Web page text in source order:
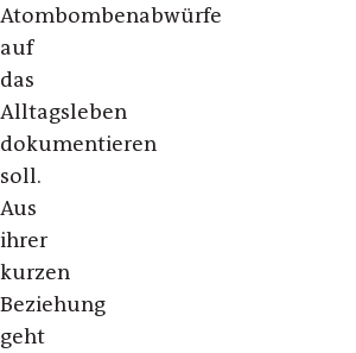
Atombombenabwürfe
auf
das
Alltagsleben
dokumentieren
soll.
Aus
ihrer
kurzen
Beziehung
geht